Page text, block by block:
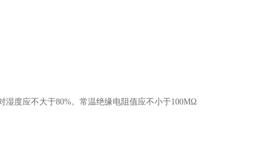
湿度应不大于80%。常温绝缘电阻值应不小于100MΩ